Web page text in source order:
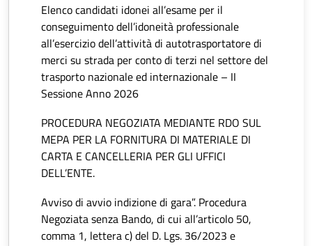
Elenco candidati idonei all’esame per il
conseguimento dell’idoneità professionale
all’esercizio dell’attività di autotrasportatore di
merci su strada per conto di terzi nel settore del
trasporto nazionale ed internazionale – II
Sessione Anno 2026
PROCEDURA NEGOZIATA MEDIANTE RDO SUL
MEPA PER LA FORNITURA DI MATERIALE DI
CARTA E CANCELLERIA PER GLI UFFICI
DELL’ENTE.
Avviso di avvio indizione di gara”. Procedura
Negoziata senza Bando, di cui all’articolo 50,
comma 1, lettera c) del D. Lgs. 36/2023 e